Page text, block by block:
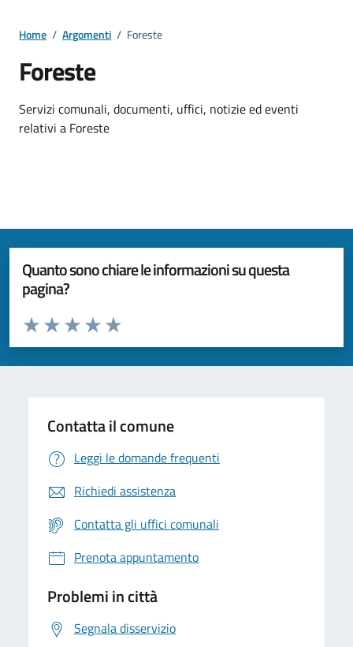
Home / Argomenti / Foreste
Foreste
Dettagli della notizia
Servizi comunali, documenti, uffici, notizie ed eventi
relativi a Foreste
Quanto sono chiare le informazioni su questa
pagina?
Valuta da 1 a 5 stelle la pagina
Valuta 5 stelle su 5
Valuta 4 stelle su 5
Valuta 3 stelle su 5
Valuta 2 stelle su 5
Valuta 1 stelle su 5
Contatta il comune
Leggi le domande frequenti
Richiedi assistenza
Contatta gli uffici comunali
Prenota appuntamento
Problemi in città
Segnala disservizio